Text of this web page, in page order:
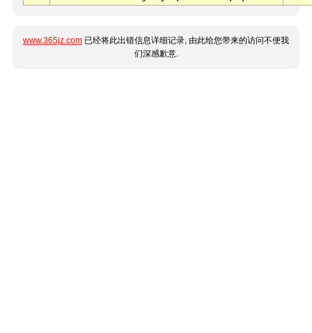
www.365jz.com 已经将此出错信息详细记录, 由此给您带来的访问不便我
们深感歉意.